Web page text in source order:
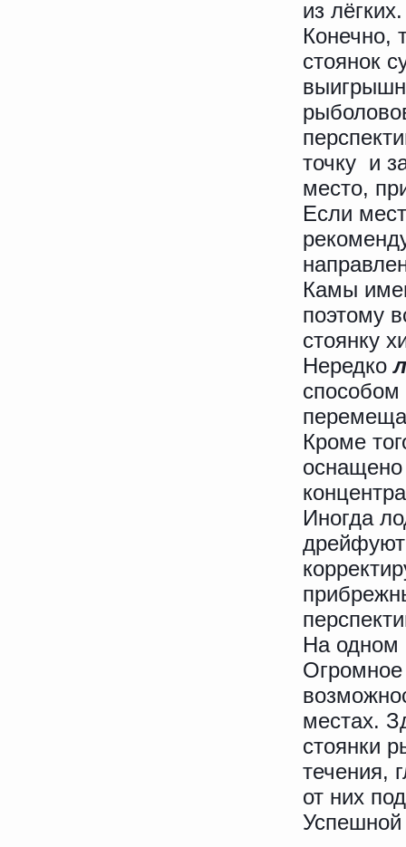
из лёгких.
Конечно,
стоянок
точку и
место,
Если
Камы
поэтому
стоянку
Нередко
Кроме
оснащено
Иногда
дрейфуют
На одном
местах.
стоянки
течения,
от них